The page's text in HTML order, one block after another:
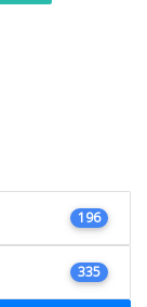
196
335